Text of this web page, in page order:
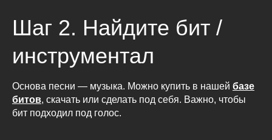
Шаг 2. Найдите бит /
инструментал
Основа песни — музыка. Можно купить в нашей базе
битов, скачать или сделать под себя. Важно, чтобы
бит подходил под голос.